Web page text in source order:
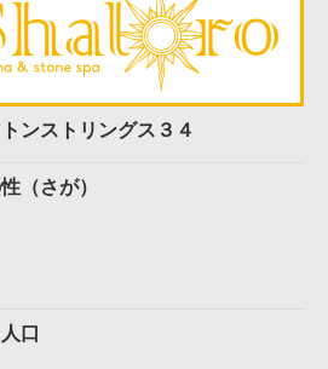
ンストリングス３４
（さが）
口